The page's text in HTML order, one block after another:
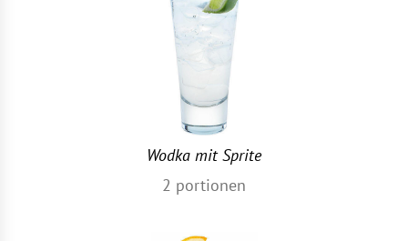
Wodka mit Sprite
2 portionen